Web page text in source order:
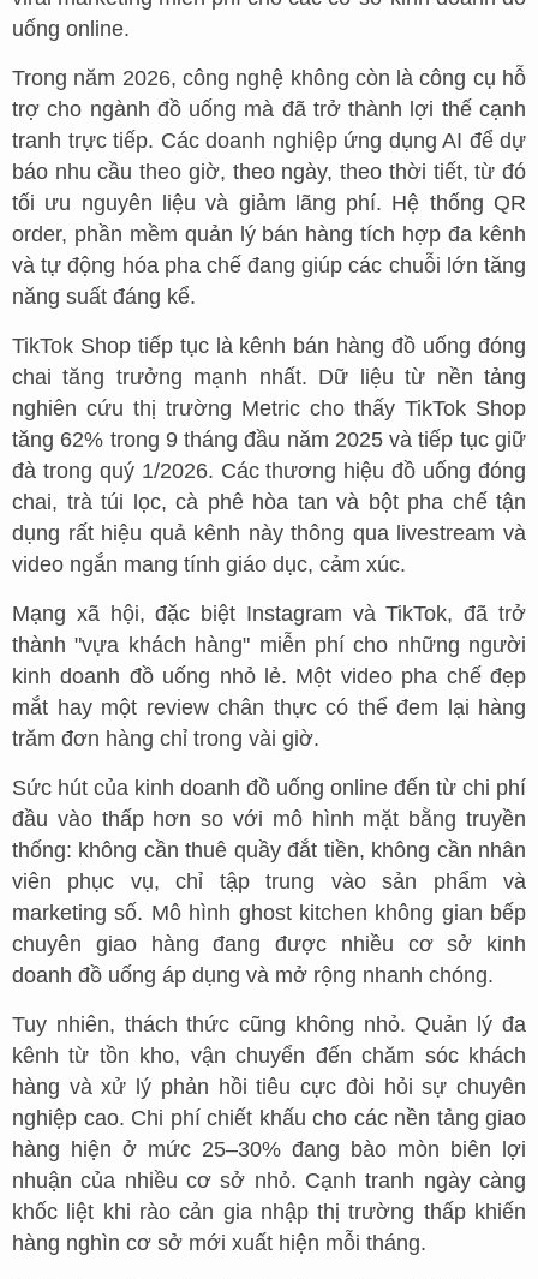
uống online.
Trong năm 2026, công nghệ không còn là công cụ hỗ
trợ cho ngành đồ uống mà đã trở thành lợi thế cạnh
tranh trực tiếp. Các doanh nghiệp ứng dụng AI để dự
báo nhu cầu theo giờ, theo ngày, theo thời tiết, từ đó
tối ưu nguyên liệu và giảm lãng phí. Hệ thống QR
order, phần mềm quản lý bán hàng tích hợp đa kênh
và tự động hóa pha chế đang giúp các chuỗi lớn tăng
năng suất đáng kể.
TikTok Shop tiếp tục là kênh bán hàng đồ uống đóng
chai tăng trưởng mạnh nhất. Dữ liệu từ nền tảng
nghiên cứu thị trường Metric cho thấy TikTok Shop
tăng 62% trong 9 tháng đầu năm 2025 và tiếp tục giữ
đà trong quý 1/2026. Các thương hiệu đồ uống đóng
chai, trà túi lọc, cà phê hòa tan và bột pha chế tận
dụng rất hiệu quả kênh này thông qua livestream và
video ngắn mang tính giáo dục, cảm xúc.
Mạng xã hội, đặc biệt Instagram và TikTok, đã trở
thành "vựa khách hàng" miễn phí cho những người
kinh doanh đồ uống nhỏ lẻ. Một video pha chế đẹp
mắt hay một review chân thực có thể đem lại hàng
trăm đơn hàng chỉ trong vài giờ.
Sức hút của kinh doanh đồ uống online đến từ chi phí
đầu vào thấp hơn so với mô hình mặt bằng truyền
thống: không cần thuê quầy đắt tiền, không cần nhân
viên phục vụ, chỉ tập trung vào sản phẩm và
marketing số. Mô hình ghost kitchen không gian bếp
chuyên giao hàng đang được nhiều cơ sở kinh
doanh đồ uống áp dụng và mở rộng nhanh chóng.
Tuy nhiên, thách thức cũng không nhỏ. Quản lý đa
kênh từ tồn kho, vận chuyển đến chăm sóc khách
hàng và xử lý phản hồi tiêu cực đòi hỏi sự chuyên
nghiệp cao. Chi phí chiết khấu cho các nền tảng giao
hàng hiện ở mức 25–30% đang bào mòn biên lợi
nhuận của nhiều cơ sở nhỏ. Cạnh tranh ngày càng
khốc liệt khi rào cản gia nhập thị trường thấp khiến
hàng nghìn cơ sở mới xuất hiện mỗi tháng.